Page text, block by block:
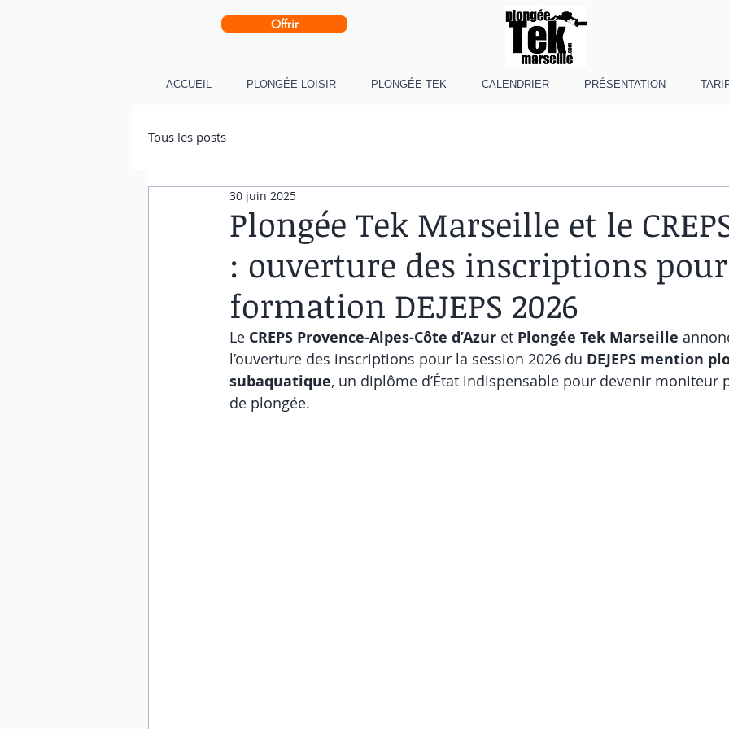
Offrir
ACCUEIL PLONGÉE LOISIR PLONGÉE TEK CALENDRIER PRÉSENTATION
Tous les posts
Plongée Tek Marseille et le
: ouverture des inscriptions
formation DEJEPS 2026
30 juin 2025
Le CREPS Provence-Alpes-Côte d’Azur et Plongée Tek Marseille
l’ouverture des inscriptions pour la session 2026 du DEJEPS mention
subaquatique, un diplôme d’État indispensable pour devenir moniteur
de plongée.